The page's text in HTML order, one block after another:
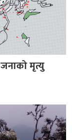
मृत्यु